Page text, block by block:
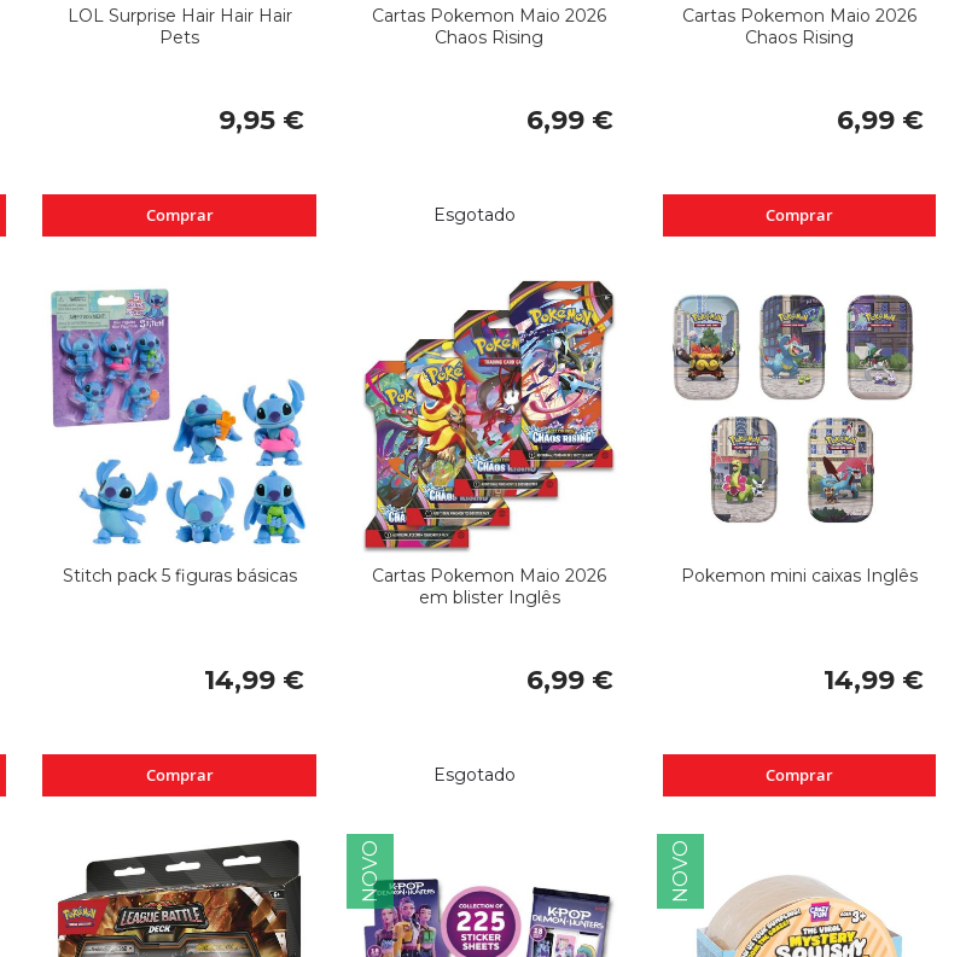
LOL Surprise Hair Hair Hair
Pets
9,95 €
Comprar
Cartas Pokemon Maio 2026
Chaos Rising
6,99 €
Esgotado
Cartas Pokemon Maio 2026
Chaos Rising
6,99 €
Comprar
Stitch pack 5 figuras básicas
14,99 €
Comprar
Cartas Pokemon Maio 2026
em blister Inglês
6,99 €
Esgotado
Pokemon mini caixas Inglês
14,99 €
Comprar
NOVO NOVO